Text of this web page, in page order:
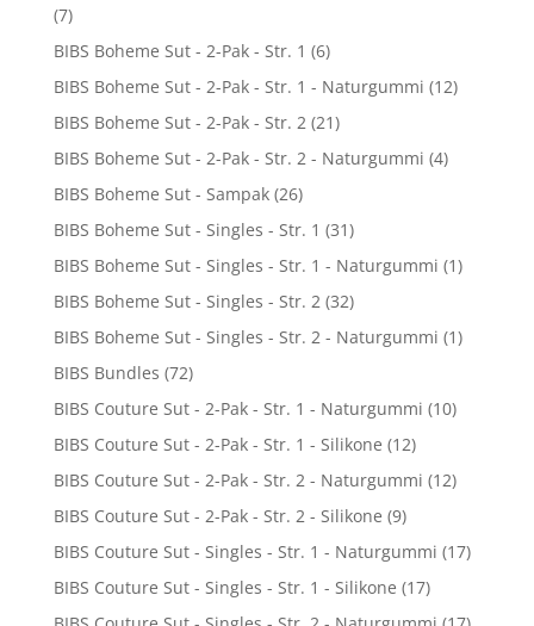
(7)
BIBS Boheme Sut - 2-Pak - Str. 1 (6)
BIBS Boheme Sut - 2-Pak - Str. 1 - Naturgummi (12)
BIBS Boheme Sut - 2-Pak - Str. 2 (21)
BIBS Boheme Sut - 2-Pak - Str. 2 - Naturgummi (4)
BIBS Boheme Sut - Sampak (26)
BIBS Boheme Sut - Singles - Str. 1 (31)
BIBS Boheme Sut - Singles - Str. 1 - Naturgummi (1)
BIBS Boheme Sut - Singles - Str. 2 (32)
BIBS Boheme Sut - Singles - Str. 2 - Naturgummi (1)
BIBS Bundles (72)
BIBS Couture Sut - 2-Pak - Str. 1 - Naturgummi (10)
BIBS Couture Sut - 2-Pak - Str. 1 - Silikone (12)
BIBS Couture Sut - 2-Pak - Str. 2 - Naturgummi (12)
BIBS Couture Sut - 2-Pak - Str. 2 - Silikone (9)
BIBS Couture Sut - Singles - Str. 1 - Naturgummi (17)
BIBS Couture Sut - Singles - Str. 1 - Silikone (17)